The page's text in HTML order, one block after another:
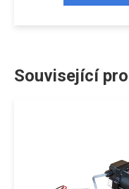
Související